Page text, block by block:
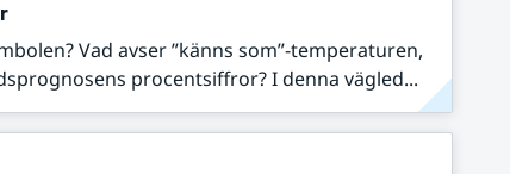
Vad avser ”känns som”-temperaturen,
procentsiffror? I denna vägled...